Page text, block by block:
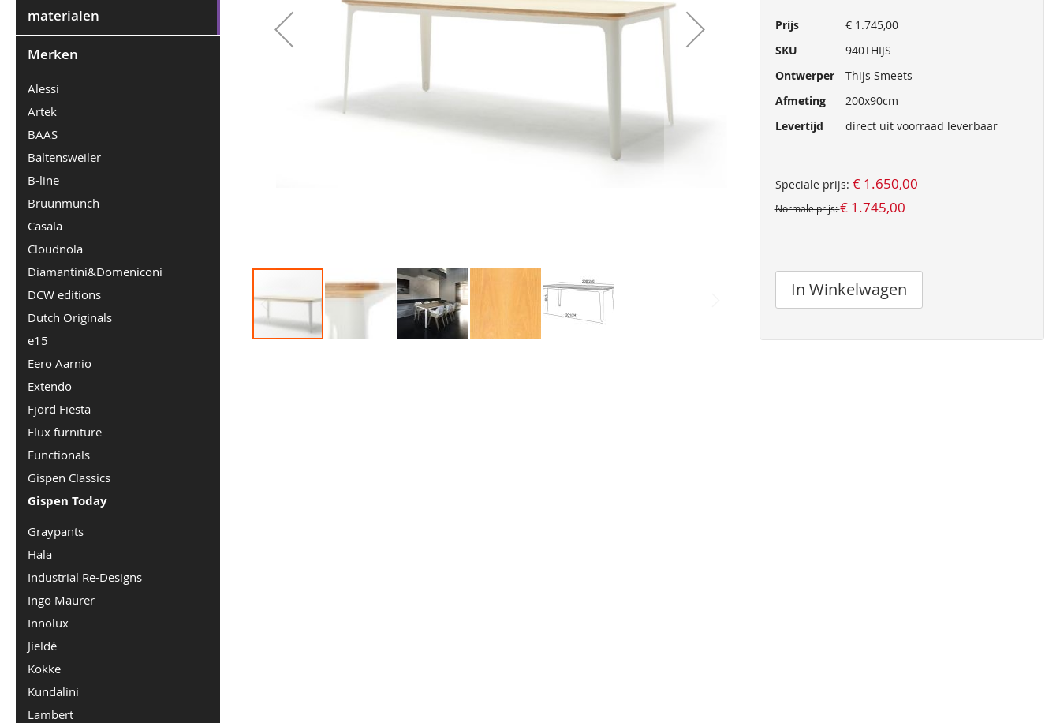
Meer
informatie
Prijs
€ 1.745,00
SKU
940THIJS
Ontwerper
Thijs Smeets
Afmeting
200x90cm
Levertijd
direct uit voorraad leverbaar
Speciale prijs € 1.650,00
Normale prijs € 1.745,00
In Winkelwagen
materialen
Merken
Alessi
Artek
BAAS
Baltensweiler
B-line
Bruunmunch
Casala
Cloudnola
Diamantini&Domeniconi
DCW editions
Dutch Originals
e15
Eero Aarnio
Extendo
Fjord Fiesta
Flux furniture
Functionals
Gispen Classics
Gispen Today
Graypants
Hala
Industrial Re-Designs
Ingo Maurer
Innolux
Jieldé
Kokke
Kundalini
Lambert